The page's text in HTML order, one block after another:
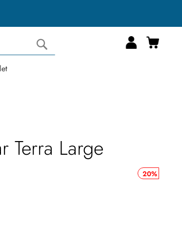
Cerca
Carrello
Terra Large
20%